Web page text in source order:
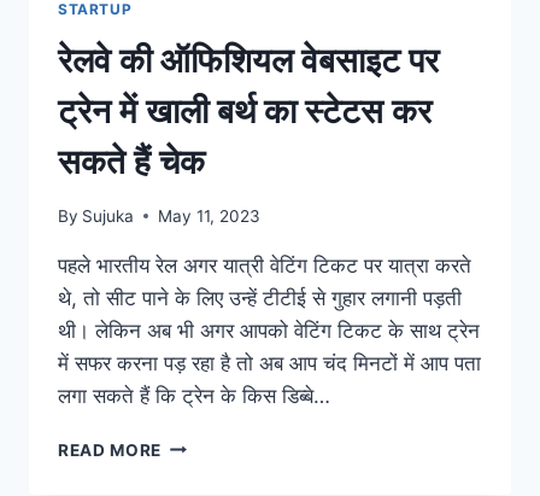
STARTUP
रेलवे की ऑफिशियल वेबसाइट पर
ट्रेन में खाली बर्थ का स्टेटस कर
सकते हैं चेक
By Sujuka May 11, 2023
पहले भारतीय रेल अगर यात्री वेटिंग टिकट पर यात्रा करते
थे, तो सीट पाने के लिए उन्हें टीटीई से गुहार लगानी पड़ती
थी। लेकिन अब भी अगर आपको वेटिंग टिकट के साथ ट्रेन
में सफर करना पड़ रहा है तो अब आप चंद मिनटों में आप पता
लगा सकते हैं कि ट्रेन के किस डिब्बे…
READ MORE रेलवे